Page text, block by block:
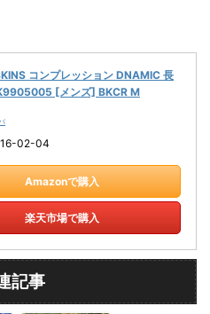
コンプレッション DNAMIC 長
[メンズ] BKCR M
02-04
Amazonで購入
楽天市場で購入
記事